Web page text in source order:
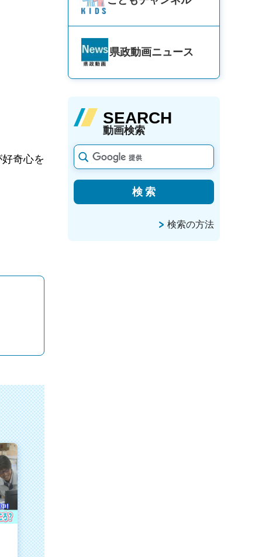
奇心を
県政動画ニュース
SEARCH
動画検索
検索の方法